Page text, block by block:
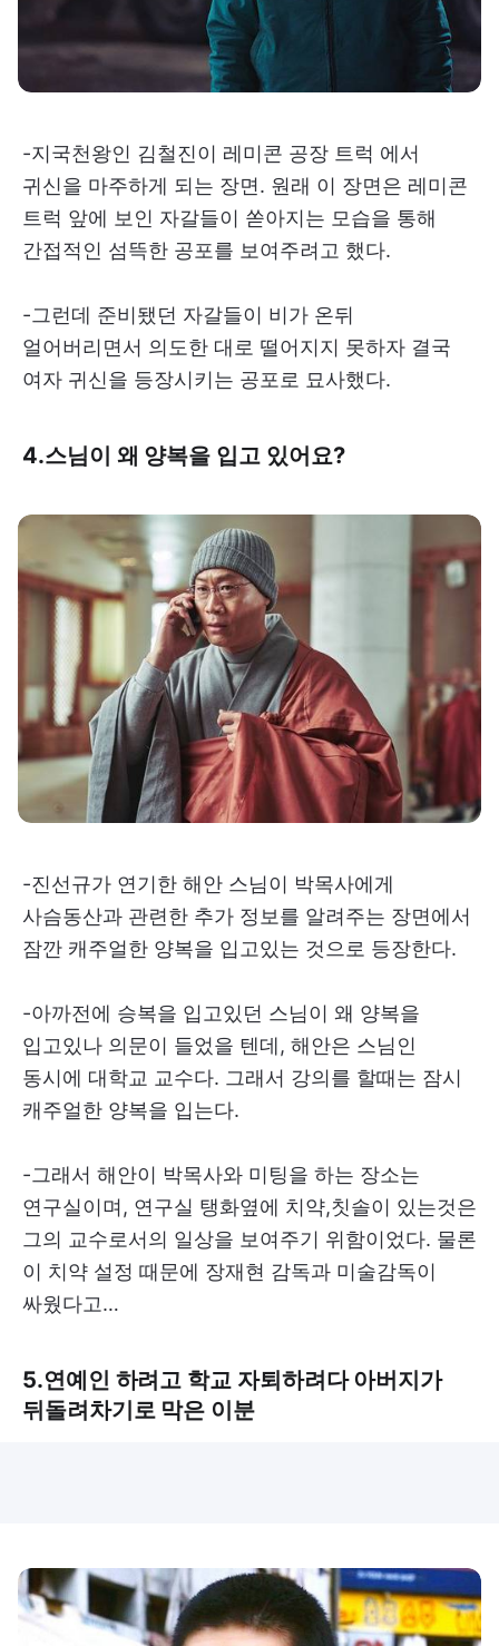
-지국천왕인 김철진이 레미콘 공장 트럭 에서
귀신을 마주하게 되는 장면. 원래 이 장면은 레미콘
트럭 앞에 보인 자갈들이 쏟아지는 모습을 통해
간접적인 섬뜩한 공포를 보여주려고 했다.
-그런데 준비됐던 자갈들이 비가 온뒤
얼어버리면서 의도한 대로 떨어지지 못하자 결국
여자 귀신을 등장시키는 공포로 묘사했다.
4.스님이 왜 양복을 입고 있어요?
-진선규가 연기한 해안 스님이 박목사에게
사슴동산과 관련한 추가 정보를 알려주는 장면에서
잠깐 캐주얼한 양복을 입고있는 것으로 등장한다.
-아까전에 승복을 입고있던 스님이 왜 양복을
입고있나 의문이 들었을 텐데, 해안은 스님인
동시에 대학교 교수다. 그래서 강의를 할때는 잠시
캐주얼한 양복을 입는다.
-그래서 해안이 박목사와 미팅을 하는 장소는
연구실이며, 연구실 탱화옆에 치약,칫솔이 있는것은
그의 교수로서의 일상을 보여주기 위함이었다. 물론
이 치약 설정 때문에 장재현 감독과 미술감독이
싸웠다고…
5.연예인 하려고 학교 자퇴하려다 아버지가
뒤돌려차기로 막은 이분